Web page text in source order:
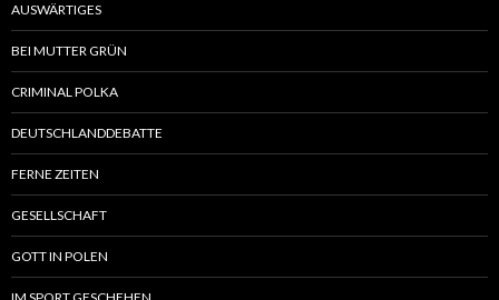
AUSWÄRTIGES
BEI MUTTER GRÜN
CRIMINAL POLKA
DEUTSCHLANDDEBATTE
FERNE ZEITEN
GESELLSCHAFT
GOTT IN POLEN